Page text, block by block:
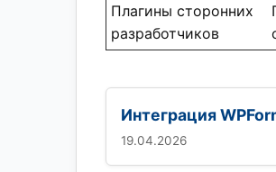
Плагины сторонних
разработчиков
Интеграция
19.04.2026